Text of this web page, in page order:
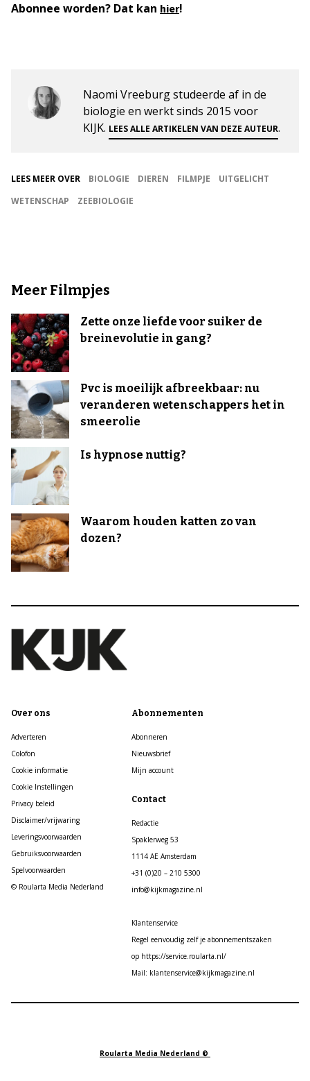
Abonnee worden? Dat kan hier!
Naomi Vreeburg studeerde af in de
biologie en werkt sinds 2015 voor
KIJK. LEES ALLE ARTIKELEN VAN DEZE AUTEUR.
LEES MEER OVER BIOLOGIE DIEREN FILMPJE
UITGELICHT
WETENSCHAP
ZEEBIOLOGIE
Meer Filmpjes
Zette onze liefde voor suiker de
breinevolutie in gang?
Pvc is moeilijk afbreekbaar: nu
veranderen wetenschappers het in
smeerolie
Is hypnose nuttig?
Waarom houden katten zo van
dozen?
Over ons
Adverteren
Colofon
Cookie informatie
Cookie Instellingen
Privacy beleid
Disclaimer/vrijwaring
Leveringsvoorwaarden
Gebruiksvoorwaarden
Spelvoorwaarden
© Roularta Media Nederland
Abonnementen
Abonneren
Nieuwsbrief
Mijn account
Contact
Redactie
Spaklerweg 53
1114 AE Amsterdam
+31 (0)20 – 210 5300
info@kijkmagazine.nl
Klantenservice
Regel eenvoudig zelf je abonnementszaken
op https://service.roularta.nl/
Mail: klantenservice@kijkmagazine.nl
Roularta Media Nederland ©